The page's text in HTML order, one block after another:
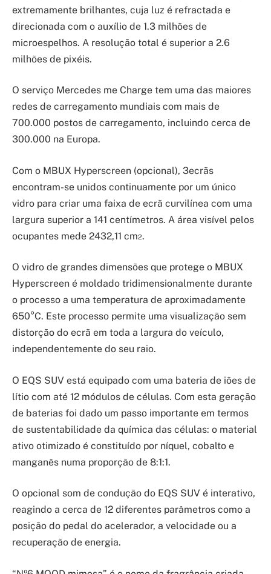
extremamente brilhantes, cuja luz é refractada e
direcionada com o auxílio de 1.3 milhões de
microespelhos. A resolução total é superior a 2.6
milhões de pixéis.
O serviço Mercedes me Charge tem uma das maiores
redes de carregamento mundiais com mais de
700.000 postos de carregamento, incluindo cerca de
300.000 na Europa.
Com o MBUX Hyperscreen (opcional), 3ecrãs
encontram-se unidos continuamente por um único
vidro para criar uma faixa de ecrã curvilínea com uma
largura superior a 141 centímetros. A área visível pelos
ocupantes mede 2432,11 cm2.
O vidro de grandes dimensões que protege o MBUX
Hyperscreen é moldado tridimensionalmente durante
o processo a uma temperatura de aproximadamente
650°C. Este processo permite uma visualização sem
distorção do ecrã em toda a largura do veículo,
independentemente do seu raio.
O EQS SUV está equipado com uma bateria de iões de
lítio com até 12 módulos de células. Com esta geração
de baterias foi dado um passo importante em termos
de sustentabilidade da química das células: o material
ativo otimizado é constituído por níquel, cobalto e
manganês numa proporção de 8:1:1.
O opcional som de condução do EQS SUV é interativo,
reagindo a cerca de 12 diferentes parâmetros como a
posição do pedal do acelerador, a velocidade ou a
recuperação de energia.